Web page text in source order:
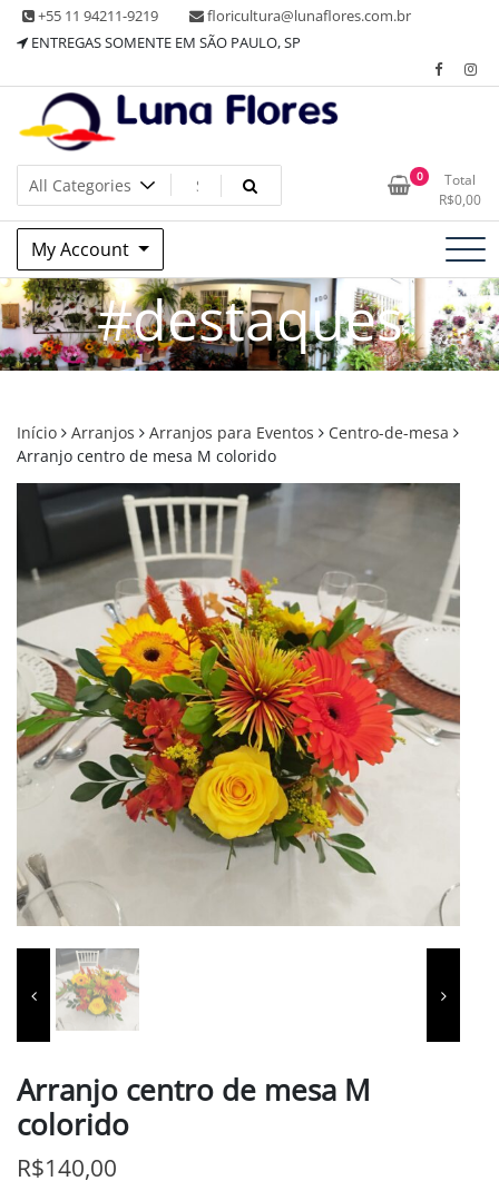
Skip +55 11 94211-9219
floricultura@lunaflores.com.br
ENTREGAS SOMENTE EM SÃO PAULO, SP
Floricultura Luna Flores – Vila
Mariana, SP – Presentes e
Decorações
Floricultura tradicional, vende flores naturais arranjos, buques
e muito mais
0
Total
R$0,00
My Account
#destaques
Início Arranjos Arranjos para Eventos
Centro-de-mesa
Arranjo centro de mesa M colorido
Arranjo centro de mesa M
colorido
R$140,00